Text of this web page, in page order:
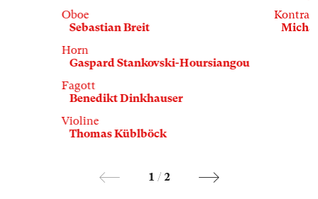
Oboe
Sebastian Breit
Horn
Gaspard Stankovski-Hoursiangou
Fagott
Benedikt Dinkhauser
Violine
Thomas Küblböck
1 / 2